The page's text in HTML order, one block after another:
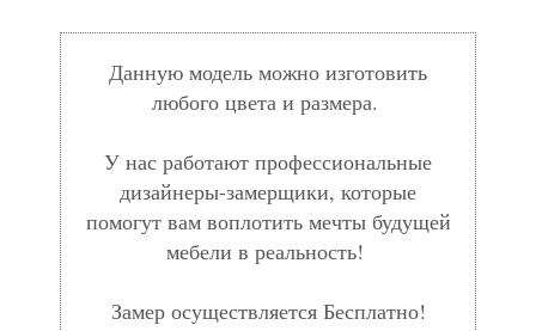
Данную модель можно изготовить
любого цвета и размера.
У нас работают профессиональные
дизайнеры-замерщики, которые
помогут вам воплотить мечты будущей
мебели в реальность!
Замер осуществляется Бесплатно!